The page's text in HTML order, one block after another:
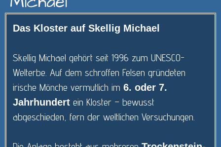
Das Kloster auf Skellig Michael
Skellig Michael gehört seit 1996 zum UNESCO-
Welterbe. Auf dem schroffen Felsen gründeten
irische Mönche vermutlich im 6. oder 7.
Jahrhundert ein Kloster – bewusst
abgeschieden, fern der weltlichen Versuchungen.